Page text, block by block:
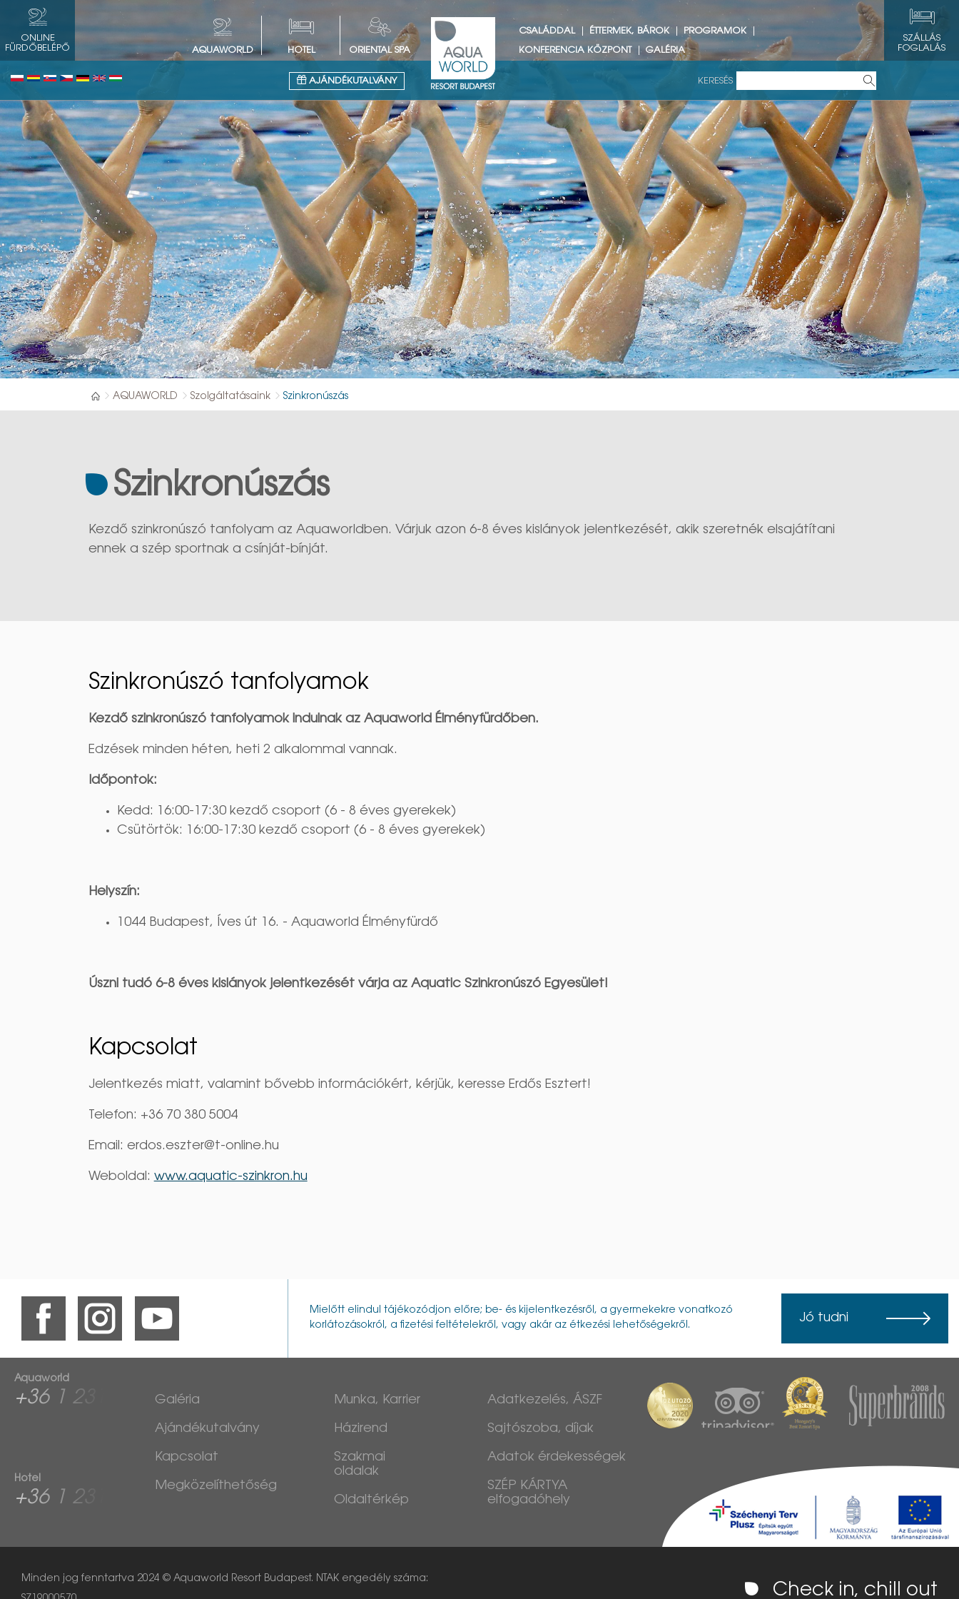
ONLINE
FÜRDŐBELÉPŐ
SZÁLLÁS
FOGLALÁS
AQUAWORLD HOTEL ORIENTAL SPA
CSALÁDDAL ÉTTERMEK, BÁROK PROGRAMOK
KONFERENCIA KÖZPONT GALÉRIA
KERESÉS
AJÁNDÉKUTALVÁNY
AQUAWORLD Szolgáltatásaink Szinkronúszás
Szinkronúszás
Kezdő szinkronúszó tanfolyam az Aquaworldben. Várjuk azon 6-8 éves kislányok jelentkezését, akik szeretnék elsajátítani
ennek a szép sportnak a csínját-bínját.
Szinkronúszó tanfolyamok
Kezdő szinkronúszó tanfolyamok indulnak az Aquaworld Élményfürdőben.
Edzések minden héten, heti 2 alkalommal vannak.
Időpontok:
Kedd: 16:00-17:30 kezdő csoport (6 - 8 éves gyerekek)
Csütörtök: 16:00-17:30 kezdő csoport (6 - 8 éves gyerekek)
Helyszín:
1044 Budapest, Íves út 16. - Aquaworld Élményfürdő
Úszni tudó 6-8 éves kislányok jelentkezését várja az Aquatic Szinkronúszó Egyesület!
Kapcsolat
Jelentkezés miatt, valamint bővebb információkért, kérjük, keresse Erdős Esztert!
Telefon: +36 70 380 5004
Email: erdos.eszter@t-online.hu
Weboldal: www.aquatic-szinkron.hu
Mielőtt elindul tájékozódjon előre; be- és kijelentkezésről, a gyermekekre vonatkozó
korlátozásokról, a fizetési feltételekről, vagy akár az étkezési lehetőségekről.
Jó tudni
Aquaworld
+36 1 2313
Hotel
+36 1 2313
Galéria
Ajándékutalvány
Kapcsolat
Megközelíthetőség
Munka, Karrier
Házirend
Szakmai
oldalak
Oldaltérkép
Adatkezelés, ÁSZF
Sajtószoba, díjak
Adatok érdekességek
SZÉP KÁRTYA
elfogadóhely
Minden jog fenntartva 2024 © Aquaworld Resort Budapest. NTAK engedély száma:
Check in, chill out